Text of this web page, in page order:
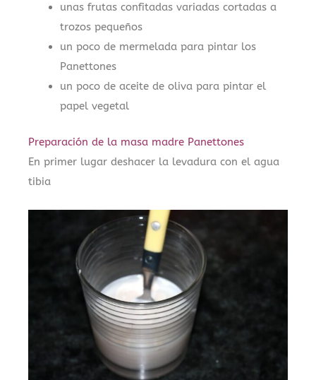
unas frutas confitadas variadas cortadas a
trozos pequeños
un poco de mermelada para pintar los
Panettones
un poco de aceite de oliva para pintar el
papel vegetal
Preparación de la masa madre Panettones
En primer lugar deshacer la levadura con el agua
tibia